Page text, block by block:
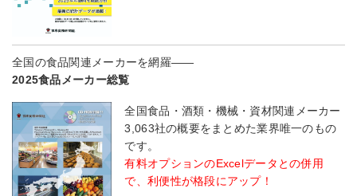
全国の食品関連メーカーを網羅――
2025食品メーカー総覧
全国食品・酒類・機械・資材関連メーカー
3,063社の概要をまとめた業界唯一のもの
です。
有料オプションのExcelデータとの併用
で、利便性が格段にアップ！